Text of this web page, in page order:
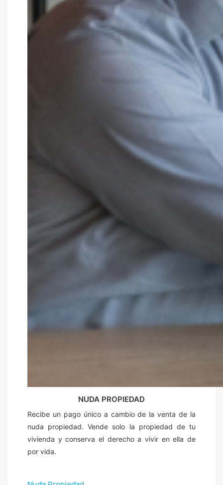
NUDA PROPIEDAD
Recibe un pago único a cambio de la venta de la
nuda propiedad. Vende solo la propiedad de tu
vivienda y conserva el derecho a vivir en ella de
por vida.